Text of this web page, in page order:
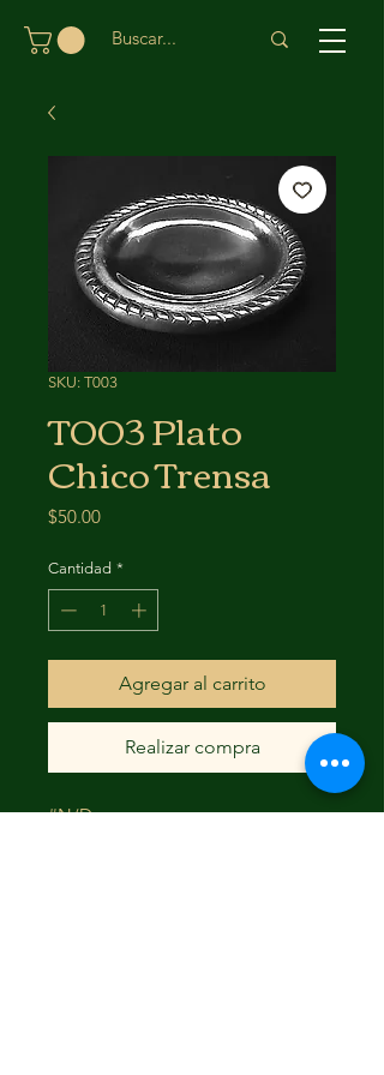
SKU: T003
T003 Plato
Chico Trensa
$50.00Precio
Cantidad *
Agregar al carrito
Realizar compra
#N/D